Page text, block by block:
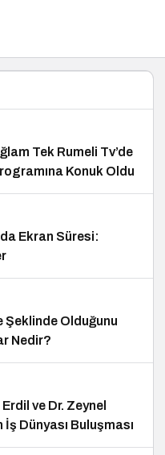
Tek Rumeli Tv’de
Konuk Oldu
Ekran Süresi:
Şeklinde Olduğunu
Nedir?
ve Dr. Zeynel
İş Dünyası Buluşması